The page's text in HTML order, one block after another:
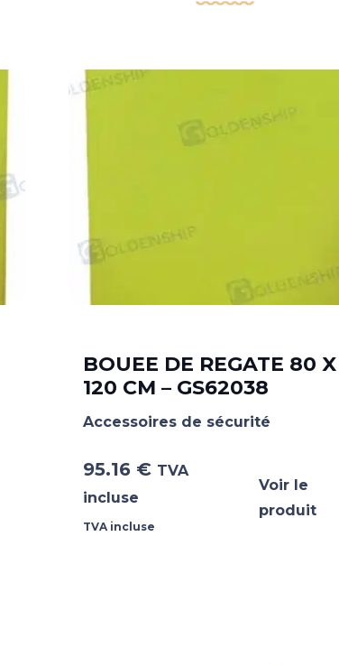
BOUEE DE REGATE 80 X
120 CM – GS62038
Accessoires de sécurité
95.16 € TVA
incluse
TVA incluse
Voir le
produit